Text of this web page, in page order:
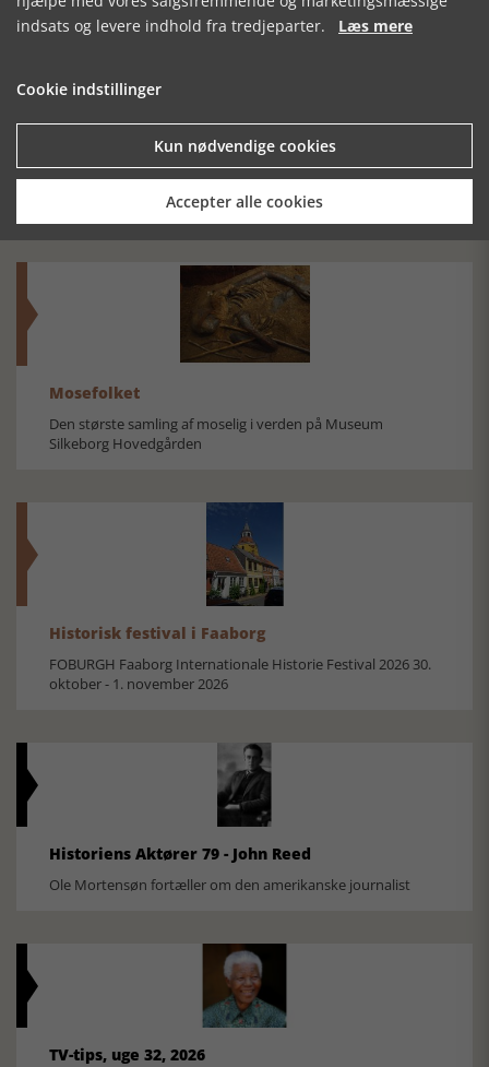
SKAT ELLER
KIRKEBØGERNE I
NORS OG TVED
SOGNE 1675-
1815
NYREDOLKEN
FRA NÆSSET
Mosefolket
Den største samling af moselig i verden på Museum
Silkeborg Hovedgården
Historisk festival i Faaborg
FOBURGH Faaborg Internationale Historie Festival 2026 30.
oktober - 1. november 2026
Historiens Aktører 79 - John Reed
Ole Mortensøn fortæller om den amerikanske journalist
TV-tips, uge 32, 2026
indsats og levere indhold fra tredjeparter. Læs mere
Cookie indstillinger
Kun nødvendige cookies
Accepter alle cookies